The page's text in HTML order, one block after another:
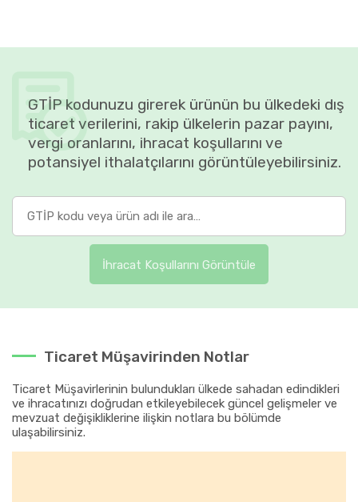
GTİP kodunuzu girerek ürünün bu ülkedeki dış
ticaret verilerini, rakip ülkelerin pazar payını,
vergi oranlarını, ihracat koşullarını ve
potansiyel ithalatçılarını görüntüleyebilirsiniz.
İhracat Koşullarını Görüntüle
Ticaret Müşavirinden Notlar
Ticaret Müşavirlerinin bulundukları ülkede sahadan edindikleri
ve ihracatınızı doğrudan etkileyebilecek güncel gelişmeler ve
mevzuat değişikliklerine ilişkin notlara bu bölümde
ulaşabilirsiniz.